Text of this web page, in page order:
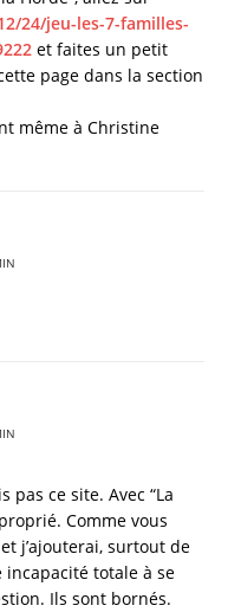
24/jeu-les-7-familles-
et faites un petit
page dans la section
même à Christine
pas ce site. Avec “La
Comme vous
j’ajouterai, surtout de
totale à se
Ils sont bornés.